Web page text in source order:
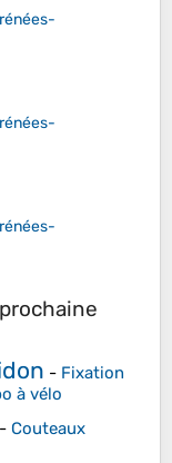
- Fixation
à vélo
- Couteaux